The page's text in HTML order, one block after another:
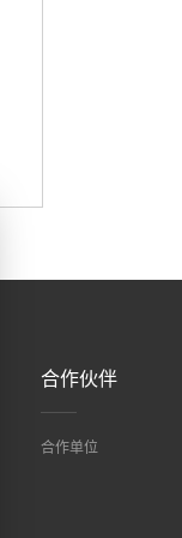
合作伙伴
合作单位